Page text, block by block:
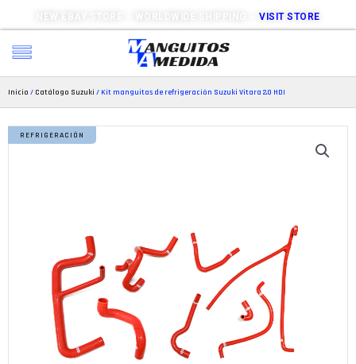
NEW EBAY STORE – WORLDWIDE SHIPPING –VISIT STORE
Inicio / Catálogo Suzuki / Kit manguitos de refrigeración Suzuki Vitara 2.0 HDI
REFRIGERACIÓN